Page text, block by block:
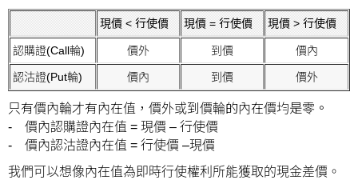
現價 < 行使價 現價 = 行使價 現價 > 行使價
認購證(Call輪) 價外 到價 價內
認沽證(Put輪) 價內 到價 價外
只有價內輪才有內在值，價外或到價輪的內在價均是零。
- 價內認購證內在值 = 現價 – 行使價
- 價內認沽證內在值 = 行使價 –現價
我們可以想像內在值為即時行使權利所能獲取的現金差價。